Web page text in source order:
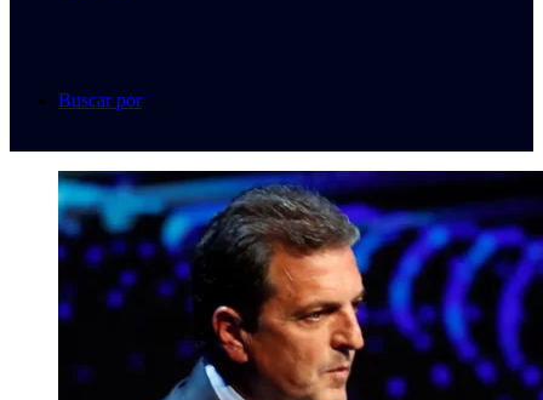
Buscar por